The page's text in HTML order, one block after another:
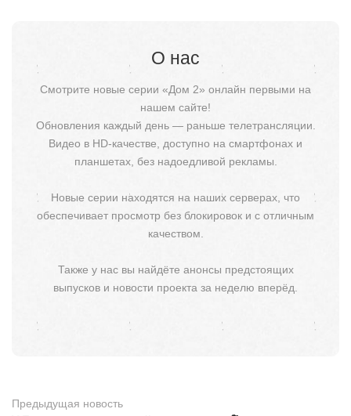
О нас
Смотрите новые серии «Дом 2» онлайн первыми на
нашем сайте!
Обновления каждый день — раньше телетрансляции.
Видео в HD-качестве, доступно на смартфонах и
планшетах, без надоедливой рекламы.
Новые серии находятся на наших серверах, что
обеспечивает просмотр без блокировок и с отличным
качеством.
Также у нас вы найдёте анонсы предстоящих
выпусков и новости проекта за неделю вперёд.
Предыдущая новость